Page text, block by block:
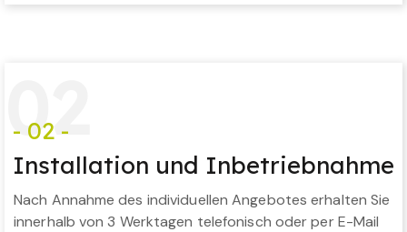
02
- 02 -
Installation und Inbetriebnahme
Nach Annahme des individuellen Angebotes erhalten Sie
innerhalb von 3 Werktagen telefonisch oder per E-Mail